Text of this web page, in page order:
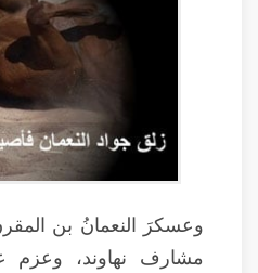
وعسكرَ النعمانُ بن
مشارف نهاوند، وعزم